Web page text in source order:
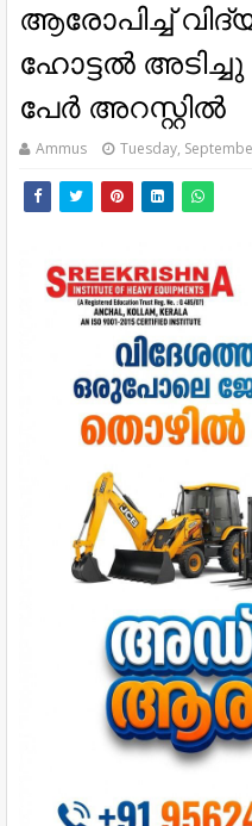
ആരോപിച്ച്
ഹോട്ടല്‍
പേര്‍ അറസ്റ്റില്‍
Ammus Tuesday,